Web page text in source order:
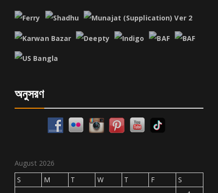
অনুসরণ
August 2026
S
M T W T F
S